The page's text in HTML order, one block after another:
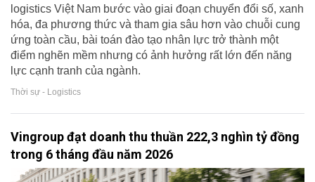
logistics Việt Nam bước vào giai đoạn chuyển đổi số, xanh
hóa, đa phương thức và tham gia sâu hơn vào chuỗi cung
ứng toàn cầu, bài toán đào tạo nhân lực trở thành một
điểm nghẽn mềm nhưng có ảnh hưởng rất lớn đến năng
lực cạnh tranh của ngành.
Thời sự - Logistics
Vingroup đạt doanh thu thuần 222,3 nghìn tỷ đồng
trong 6 tháng đầu năm 2026